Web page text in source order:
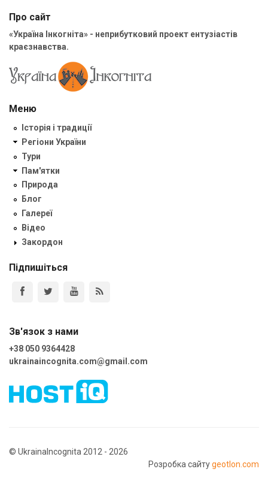
Про сайт
«Україна Інкогніта» - неприбутковий проект ентузіастів
краєзнавства.
Меню
Історія і традиції
Регіони України
Тури
Пам'ятки
Природа
Блог
Галереї
Відео
Закордон
Підпишіться
Зв'язок з нами
+38 050 9364428
ukrainaincognita.com@gmail.com
© UkrainaIncognita 2012 - 2026
Розробка сайтуgeotlon.com